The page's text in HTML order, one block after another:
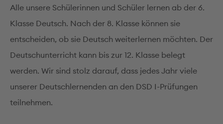
Alle unsere Schülerinnen und Schüler lernen ab der 6.
Klasse Deutsch. Nach der 8. Klasse können sie
entscheiden, ob sie Deutsch weiterlernen möchten. Der
Deutschunterricht kann bis zur 12. Klasse belegt
werden. Wir sind stolz darauf, dass jedes Jahr viele
unserer Deutschlernenden an den DSD I-Prüfungen
teilnehmen.